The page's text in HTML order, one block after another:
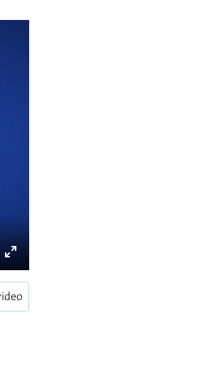
Enter
fullscreen